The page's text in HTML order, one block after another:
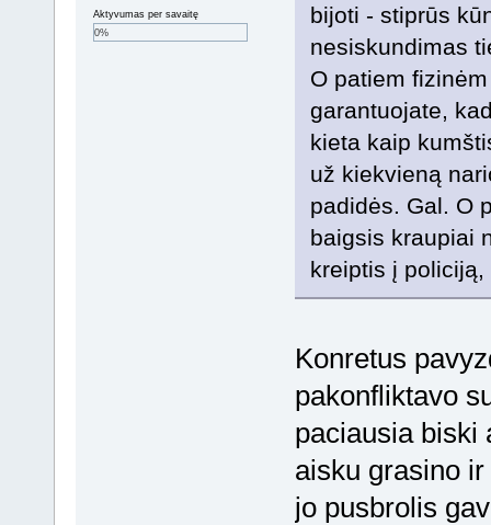
Aktyvumas per savaitę
0%
bijoti - stiprūs
nesiskundimas
O patiem
garantuojate,
kieta kaip
už kiekvieną
padidės. Gal. O
baigsis kraupiai
kreiptis į
Konretus
pakonfliktavo
paciausia biski
aisku grasino
jo pusbrolis